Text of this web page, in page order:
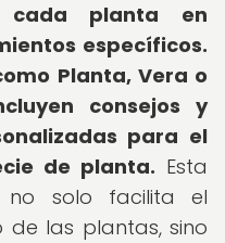
cada planta en
específicos.
Planta, Vera o
consejos y
para el
de planta. Esta
no solo facilita el
de las plantas, sino